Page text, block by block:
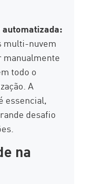
automatizada:
multi-nuvem
todo o
A
essencial,
desafio
na